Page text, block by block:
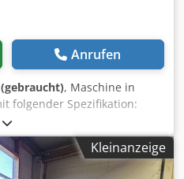
Anrufen
, Maschine in
folgender Spezifikation:
Dkjdsvfpmlopfx
4 x FES32 Paket
Sie zusätzlicheKleinanzeige